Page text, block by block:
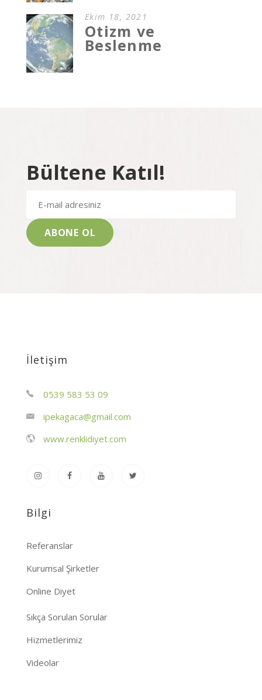
Ekim 18, 2021
Otizm ve
Beslenme
Bültene Katıl!
İletişim
0539 583 53 09
ipekagaca@gmail.com
www.renklidiyet.com
Bilgi
Referanslar
Kurumsal Şirketler
Online Diyet
Sıkça Sorulan Sorular
Hizmetlerimiz
Videolar